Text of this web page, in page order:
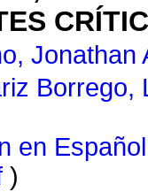
Jonathan
Borrego,
en Español
)